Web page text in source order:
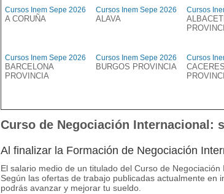
Cursos Inem Sepe 2026
A CORUÑA
Cursos Inem Sepe 2026
ALAVA
Cursos
Cursos Inem Sepe 2026
BARCELONA
PROVINCIA
Cursos Inem Sepe 2026
BURGOS PROVINCIA
Cursos
CACERES
Curso de Negociación Internacional:
Al finalizar la Formación de Negociación
El salario medio de un titulado del Curso de
Según las ofertas de trabajo publicadas actualmente
podrás avanzar y mejorar tu sueldo.